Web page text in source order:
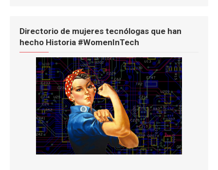
Directorio de mujeres tecnólogas que han
hecho Historia #WomenInTech